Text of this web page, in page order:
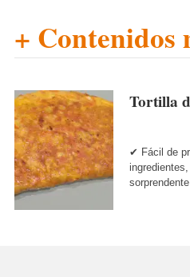
+ Contenidos
Tortilla
✔ Fácil de